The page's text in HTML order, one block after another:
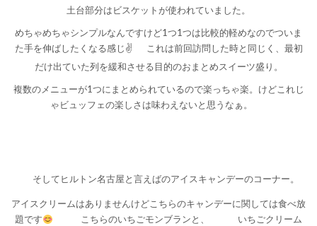
土台部分はビスケットが使われていました。
めちゃめちゃシンプルなんですけど1つ1つは比較的軽めなのでついま
た手を伸ばしたくなる感じ✌️
これは前回訪問した時と同じく、最初
だけ出ていた列を緩和させる目的のおまとめスイーツ盛り。
複数のメニューが1つにまとめられているので楽っちゃ楽。けどこれじ
ゃビュッフェの楽しさは味わえないと思うなぁ。
そしてヒルトン名古屋と言えばのアイスキャンデーのコーナー。
アイスクリームはありませんけどこちらのキャンデーに関しては食べ放
題です
こちらのいちごモンブランと、
いちごクリーム